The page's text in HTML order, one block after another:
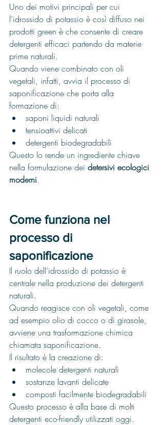
Uno dei motivi principali per cui
l’idrossido di potassio è così diffuso nei
prodotti green è che consente di creare
detergenti efficaci partendo da materie
prime naturali.
Quando viene combinato con oli
vegetali, infatti, avvia il processo di
saponificazione che porta alla
formazione di:
saponi liquidi naturali
tensioattivi delicati
detergenti biodegradabili
Questo lo rende un ingrediente chiave
nella formulazione dei detersivi ecologici
moderni.
Come funziona nel
processo di
saponificazione
Il ruolo dell’idrossido di potassio è
centrale nella produzione dei detergenti
naturali.
Quando reagisce con oli vegetali, come
ad esempio olio di cocco o di girasole,
avviene una trasformazione chimica
chiamata saponificazione.
Il risultato è la creazione di:
molecole detergenti naturali
sostanze lavanti delicate
composti facilmente biodegradabili
Questo processo è alla base di molti
detergenti eco-friendly utilizzati oggi.